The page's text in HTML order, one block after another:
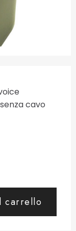
cavo
carrello